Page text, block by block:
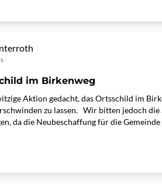
im Birkenweg
Aktion gedacht, das Ortsschild im
zu lassen. Wir bitten jedoch die
da die Neubeschaffung für die